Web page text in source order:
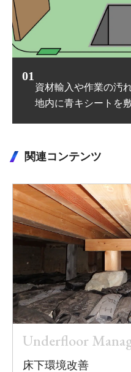
02
薬剤を浸透させるた
柱下部などに学乳処
関連コンテンツ
Underfloor
床下環境改善